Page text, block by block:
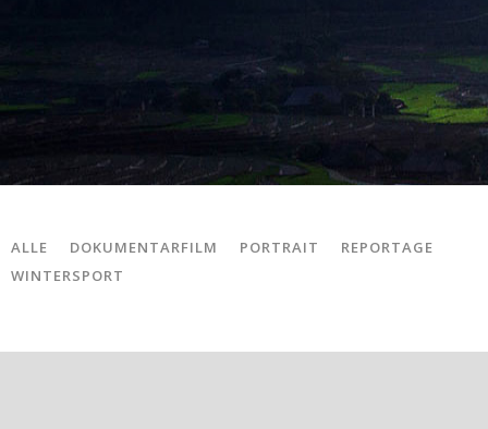
ALLE DOKUMENTARFILM PORTRAIT
REPORTAGE
WINTERSPORT